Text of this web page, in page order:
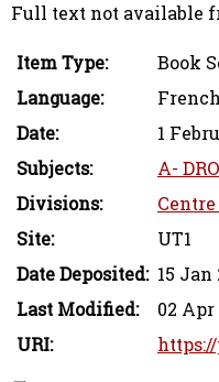
Full text not available
Item Type:
Book
Language:
French
Date:
1
Subjects:
A-
Divisions:
Site:
UT1
Date Deposited: 15 Jan
Last Modified:
02 Apr
URI: